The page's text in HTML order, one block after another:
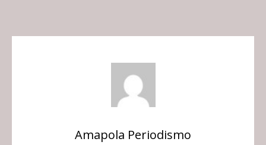
Amapola Periodismo